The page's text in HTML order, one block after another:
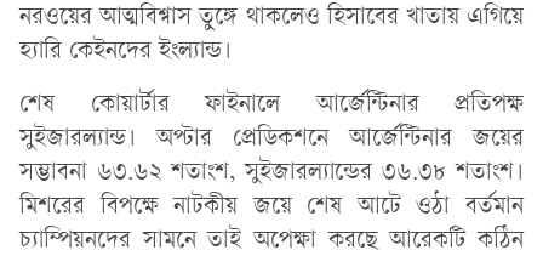
নরওয়ের আত্মবিশ্বাস তুঙ্গে থাকলেও হিসাবের খাতায় এগিয়ে
হ্যারি কেইনদের ইংল্যান্ড।
শেষ কোয়ার্টার ফাইনালে আর্জেন্টিনার প্রতিপক্ষ
সুইজারল্যান্ড। অপ্টার প্রেডিকশনে আর্জেন্টিনার জয়ের
সম্ভাবনা ৬৩.৬২ শতাংশ, সুইজারল্যান্ডের ৩৬.৩৮ শতাংশ।
মিশরের বিপক্ষে নাটকীয় জয়ে শেষ আটে ওঠা বর্তমান
চ্যাম্পিয়নদের সামনে তাই অপেক্ষা করছে আরেকটি কঠিন